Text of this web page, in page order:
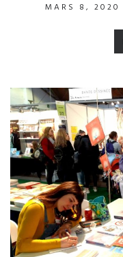
MARS 8, 2020